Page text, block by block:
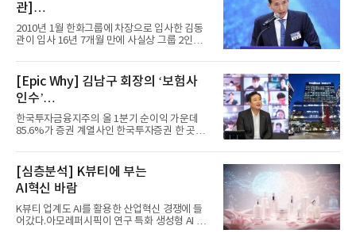
관]
입사 16년 만에 수석부회장 … 경영승
계 ‘초읽기’
2010년 1월 한화그룹에 차장으로 입사한 김동
관이 입사 16년 7개월 만에 사실상 그룹 2인자
[Epic Why] 김남구 회장의 ‘보험사
인수’
발걸음이 신중해진 배경은?
한국투자금융지주의 올 1분기 순이익 가운데
85.6%가 증권 계열사인 한국투자증권 한 곳에
[심층분석] K뷰티에 부는
AI혁신 바람
K뷰티 업계도 AI를 활용한 산업혁신 경쟁에 들
어갔다.아모레퍼시픽이 연구 특화 생성형 AI 플